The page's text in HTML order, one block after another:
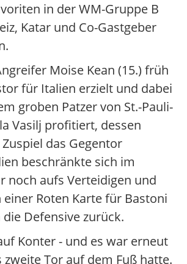
in der WM-Gruppe B
Katar und Co-Gastgeber
Moise Kean (15.) früh
für Italien erzielt und dabei
groben Patzer von St.-Pauli-
Vasilj profitiert, dessen
das Gegentor
beschränkte sich im
noch aufs Verteidigen und
einer Roten Karte für Bastoni
Defensive zurück.
Konter - und es war erneut
zweite Tor auf dem Fuß hatte.